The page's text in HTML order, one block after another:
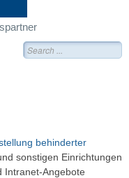
Suche
behinderter
sonstigen Einrichtungen
Intranet-Angebote